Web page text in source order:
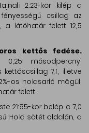
2:23-kor kilép a
csillag az
a látóhatár felett 12,5
kettős fedése.
0,25 másodpercnyi
7,1, illetve
os holdsarló mögül,
felett.
21:55-kor belép a 7,0
Hold sötét oldalán, a